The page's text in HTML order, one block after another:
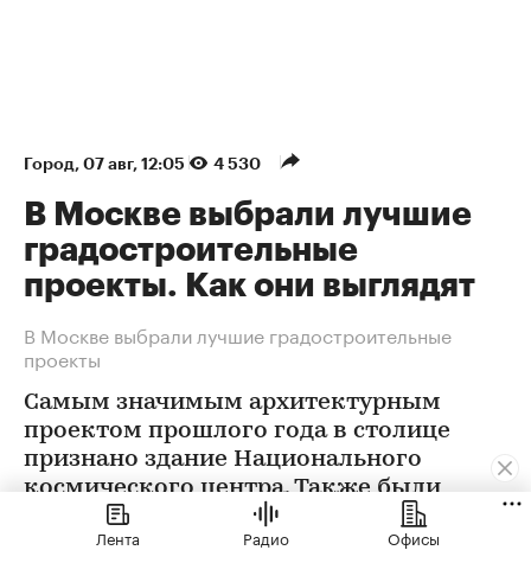
Город 07 авг, 12:05 4 530
В Москве выбрали лучшие
градостроительные
проекты. Как они выглядят
В Москве выбрали лучшие градостроительные
проекты
Самым значимым архитектурным
проектом прошлого года в столице
признано здание Национального
космического центра. Также были
определены победители еще в 12
номинациях
Лента Радио Офисы